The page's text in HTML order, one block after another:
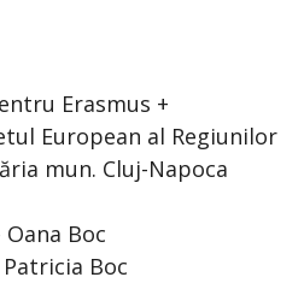
Erasmus +
European al Regiunilor
mun. Cluj-Napoca
Oana Boc
Patricia Boc